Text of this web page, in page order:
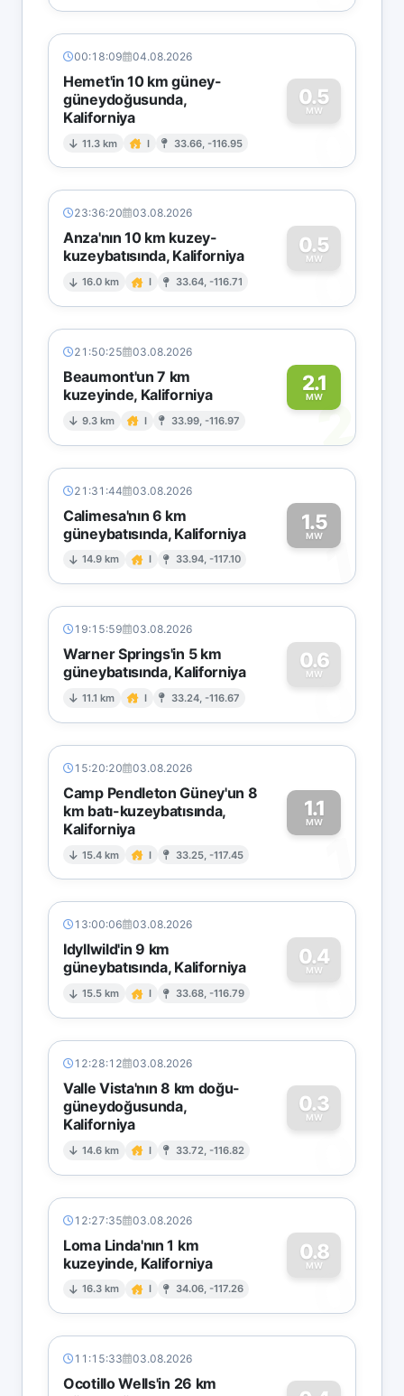
00:18:09 04.08.2026
Hemet'in 10 km güney-
güneydoğusunda,
Kaliforniya
11.3 km I 33.66, -116.95
0.5
MW
0
23:36:20 03.08.2026
Anza'nın 10 km kuzey-
kuzeybatısında, Kaliforniya
16.0 km I 33.64, -116.71
0.5
MW
0
21:50:25 03.08.2026
Beaumont'un 7 km
kuzeyinde, Kaliforniya
9.3 km I 33.99, -116.97
2.1
MW2
21:31:44 03.08.2026
Calimesa'nın 6 km
güneybatısında, Kaliforniya
14.9 km I 33.94, -117.10
1.5
MW1
19:15:59 03.08.2026
Warner Springs'in 5 km
güneybatısında, Kaliforniya
11.1 km I 33.24, -116.67
0.6
MW
0
15:20:20 03.08.2026
Camp Pendleton Güney'un 8
km batı-kuzeybatısında,
Kaliforniya
15.4 km I 33.25, -117.45
1.1
MW
1
13:00:06 03.08.2026
Idyllwild'in 9 km
güneybatısında, Kaliforniya
15.5 km I 33.68, -116.79
0.4
MW
0
12:28:12 03.08.2026
Valle Vista'nın 8 km doğu-
güneydoğusunda,
Kaliforniya
14.6 km I 33.72, -116.82
0.3
MW
0
12:27:35 03.08.2026
Loma Linda'nın 1 km
kuzeyinde, Kaliforniya
16.3 km I 34.06, -117.26
0.8
MW
0
11:15:33 03.08.2026
Ocotillo Wells'in 26 km